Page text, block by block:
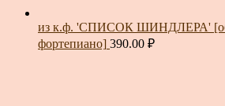
из к.ф. 'СПИСОК ШИНДЛЕРА'
фортепиано] 390.00 ₽